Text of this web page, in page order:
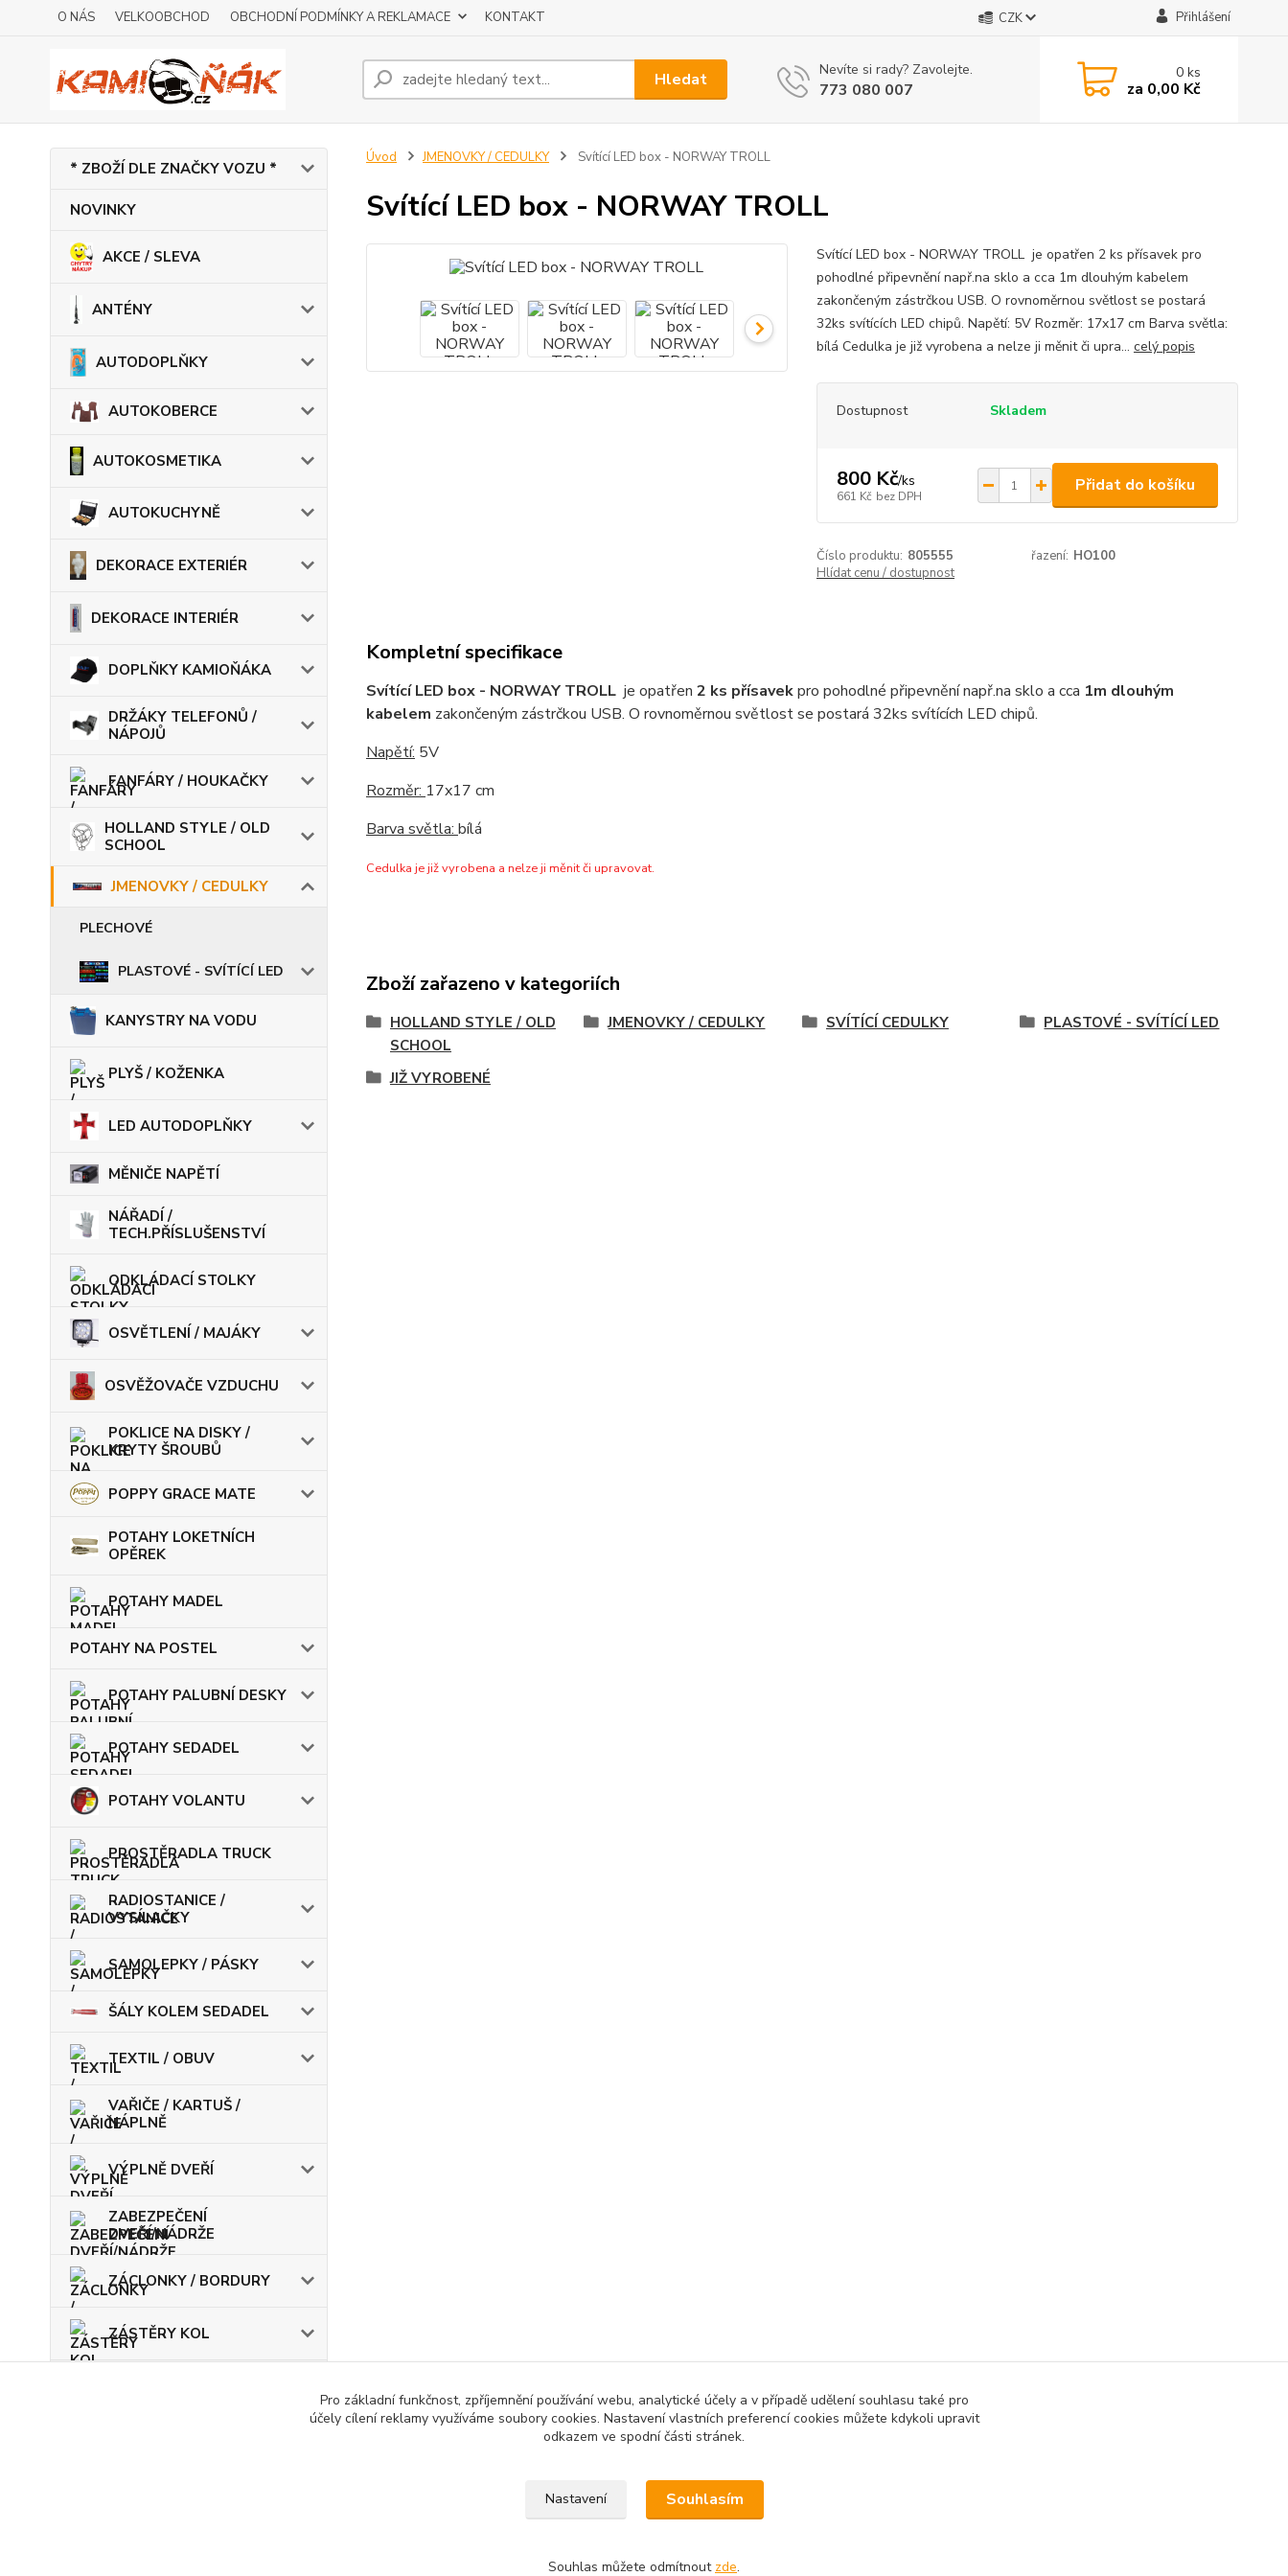
O NÁS VELKOOBCHOD OBCHODNÍ PODMÍNKY A REKLAMACE KONTAKT CZK Přihlášení
Hledat Nevíte si rady? Zavolejte.
773 080 007
0ks
za 0,00 Kč
* ZBOŽÍ DLE ZNAČKY VOZU *
NOVINKY
AKCE / SLEVA
ANTÉNY
AUTODOPLŇKY
AUTOKOBERCE
AUTOKOSMETIKA
AUTOKUCHYNĚ
DEKORACE EXTERIÉR
DEKORACE INTERIÉR
DOPLŇKY KAMIOŇÁKA
DRŽÁKY TELEFONŮ /
NÁPOJŮ
FANFÁRY / HOUKAČKY
HOLLAND STYLE / OLD
SCHOOL
JMENOVKY / CEDULKY
PLECHOVÉ
PLASTOVÉ - SVÍTÍCÍ LED
KANYSTRY NA VODU
PLYŠ / KOŽENKA
LED AUTODOPLŇKY
MĚNIČE NAPĚTÍ
NÁŘADÍ /
TECH.PŘÍSLUŠENSTVÍ
ODKLÁDACÍ STOLKY
OSVĚTLENÍ / MAJÁKY
OSVĚŽOVAČE VZDUCHU
POKLICE NA DISKY /
KRYTY ŠROUBŮ
POPPY GRACE MATE
POTAHY LOKETNÍCH
OPĚREK
POTAHY MADEL
POTAHY NA POSTEL
POTAHY PALUBNÍ DESKY
POTAHY SEDADEL
POTAHY VOLANTU
PROSTĚRADLA TRUCK
RADIOSTANICE /
VYSÍLAČKY
SAMOLEPKY / PÁSKY
ŠÁLY KOLEM SEDADEL
TEXTIL / OBUV
VAŘIČE / KARTUŠ /
NÁPLNĚ
VÝPLNĚ DVEŘÍ
ZABEZPEČENÍ
DVEŘÍ/NÁDRŽE
ZÁCLONKY / BORDURY
ZÁSTĚRY KOL
Úvod JMENOVKY / CEDULKY Svítící LED box - NORWAY TROLL
Svítící LED box - NORWAY TROLL
Svítící LED box - NORWAY TROLL je opatřen 2 ks přísavek pro
pohodlné připevnění např.na sklo a cca 1m dlouhým kabelem
zakončeným zástrčkou USB. O rovnoměrnou světlost se postará
32ks svítících LED chipů. Napětí: 5V Rozměr: 17x17 cm Barva světla:
bílá Cedulka je již vyrobena a nelze ji měnit či upra... celý popis
Dostupnost Skladem
800 Kč/ks
661 Kč bez DPH
Přidat do košíku
Číslo produktu: 805555 řazení: HO100
Hlídat cenu / dostupnost
Kompletní specifikace
Svítící LED box - NORWAY TROLL je opatřen 2 ks přísavekpro pohodlné připevnění např.na sklo a cca 1m dlouhým
kabelem zakončeným zástrčkou USB. O rovnoměrnou světlost se postará 32ks svítících LED chipů.
Napětí: 5V
Rozměr: 17x17 cm
Barva světla: bílá
Cedulka je již vyrobena a nelze ji měnit či upravovat.
Zboží zařazeno v kategoriích
HOLLAND STYLE / OLD
SCHOOL
JMENOVKY / CEDULKY SVÍTÍCÍ CEDULKY PLASTOVÉ - SVÍTÍCÍ LED
JIŽ VYROBENÉ
Pro základní funkčnost, zpříjemnění používání webu, analytické účely a v případě udělení souhlasu také pro
účely cílení reklamy využíváme soubory cookies. Nastavení vlastních preferencí cookies můžete kdykoli upravit
odkazem ve spodní části stránek.
Nastavení Souhlasím
Souhlas můžete odmítnout zde.